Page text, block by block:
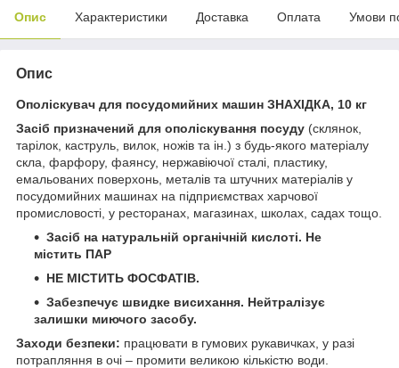
Опис Характеристики Доставка Оплата Умови
Опис
Ополіскувач для посудомийних машин ЗНАХІДКА, 10 кг
Засіб призначений для ополіскування посуду (склянок,
тарілок, каструль, вилок, ножів та ін.) з будь-якого матеріалу
скла, фарфору, фаянсу, нержавіючої сталі, пластику,
емальованих поверхонь, металів та штучних матеріалів у
посудомийних машинах на підприємствах харчової
промисловості, у ресторанах, магазинах, школах, садах тощо.
Засіб на натуральній органічній кислоті. Не
містить ПАР
НЕ МІСТИТЬ ФОСФАТІВ.
Забезпечує швидке висихання. Нейтралізує
залишки миючого засобу.
Заходи безпеки: працювати в гумових рукавичках, у разі
потрапляння в очі – промити великою кількістю води.